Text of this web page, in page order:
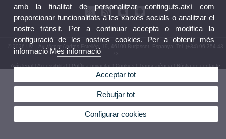
© 2026 UV. - Av. Vicent Andrés Estellés, 19, 46100 Burjassot. Espanya. Tel. (+34) 96 354 43
73
Avís legal Accessibilitat Política privacitat Cookies Transparència Bústia de contacte
amb la finalitat de personalitzar continguts,així com
proporcionar funcionalitats a les xarxes socials o analitzar el
nostre trànsit. Per a continuar accepta o modifica la
configuració de les nostres cookies. Per a obtenir més
informacióMés informació
Acceptar tot
Rebutjar tot
Configurar cookies